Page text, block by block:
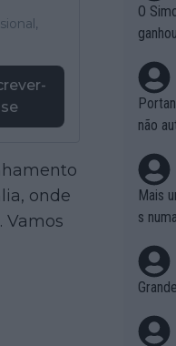
se
onde
Vamos
O
não
to é
da!
Mais
s